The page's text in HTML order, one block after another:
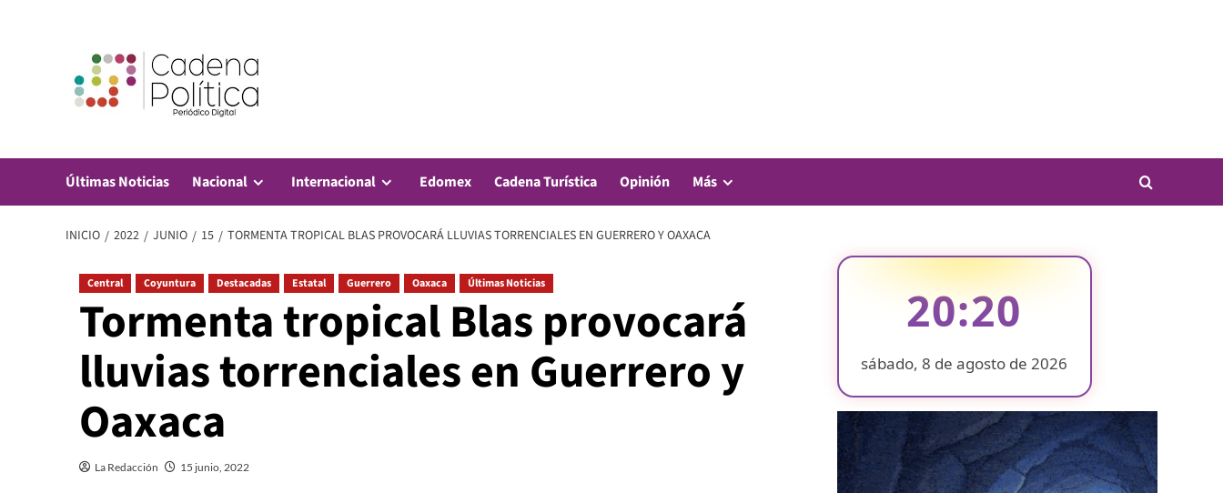
Últimas Noticias Nacional Internacional Edomex Cadena Turística Opinión Más
INICIO 2022 JUNIO 15 TORMENTA TROPICAL BLAS PROVOCARÁ LLUVIAS TORRENCIALES EN GUERRERO Y OAXACA
Central Coyuntura Destacadas Estatal Guerrero Oaxaca Últimas Noticias
Tormenta tropical Blas provocará
lluvias torrenciales en Guerrero y
Oaxaca
La Redacción 15 junio, 2022
20:20
sábado, 8 de agosto de 2026
❄
❄
❄
❄
❄ ❄